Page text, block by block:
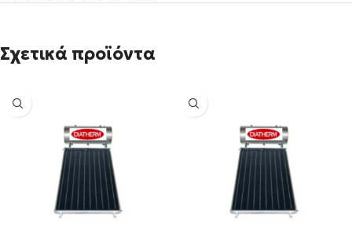
Σχετικά προϊόντα